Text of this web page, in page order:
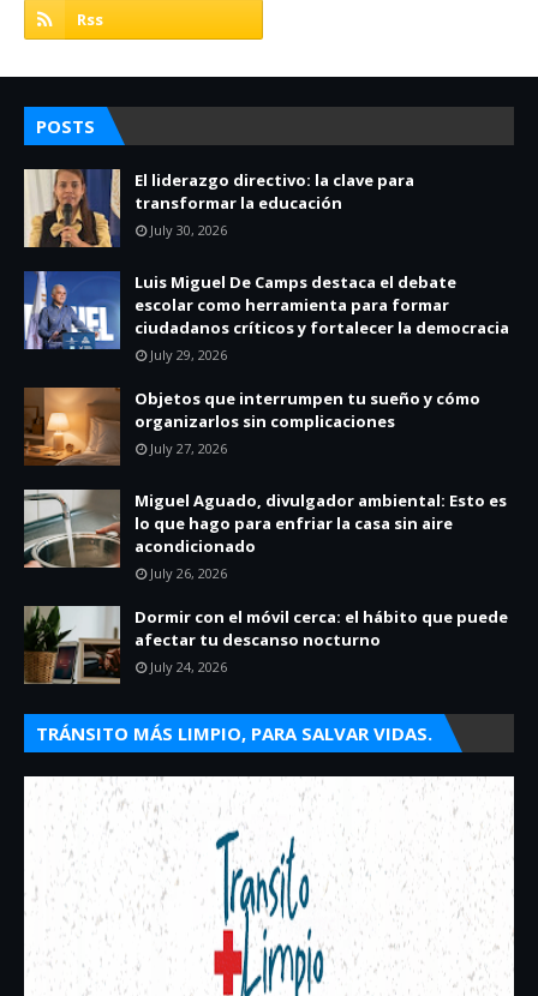
POSTS
El liderazgo directivo: la clave para
transformar la educación
July 30, 2026
Luis Miguel De Camps destaca el debate
escolar como herramienta para formar
ciudadanos críticos y fortalecer la democracia
July 29, 2026
Objetos que interrumpen tu sueño y cómo
organizarlos sin complicaciones
July 27, 2026
Miguel Aguado, divulgador ambiental: Esto es
lo que hago para enfriar la casa sin aire
acondicionado
July 26, 2026
Dormir con el móvil cerca: el hábito que puede
afectar tu descanso nocturno
July 24, 2026
TRÁNSITO MÁS LIMPIO, PARA SALVAR VIDAS.